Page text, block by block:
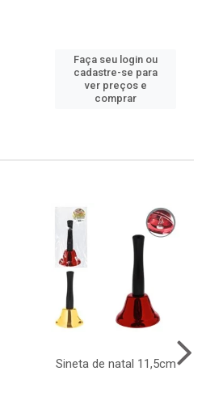
Faça seu login ou
cadastre-se para
ver preços e
comprar
Sineta de natal 11,5cm